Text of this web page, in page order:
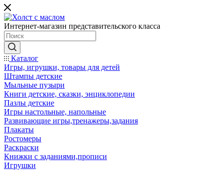
Интернет-магазин представительского класса
Каталог
Игры, игрушки, товары для детей
Штампы детские
Мыльные пузыри
Книги детские, сказки, энциклопедии
Пазлы детские
Игры настольные, напольные
Развивающие игры,тренажеры,задания
Плакаты
Ростомеры
Раскраски
Книжки с заданиями,прописи
Игрушки